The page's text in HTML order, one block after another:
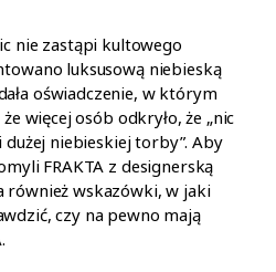
nie zastąpi kultowego
luksusową niebieską
oświadczenie, w którym
więcej osób odkryło, że „nic
niebieskiej torby”. Aby
FRAKTA z designerską
również wskazówki, w jaki
czy na pewno mają